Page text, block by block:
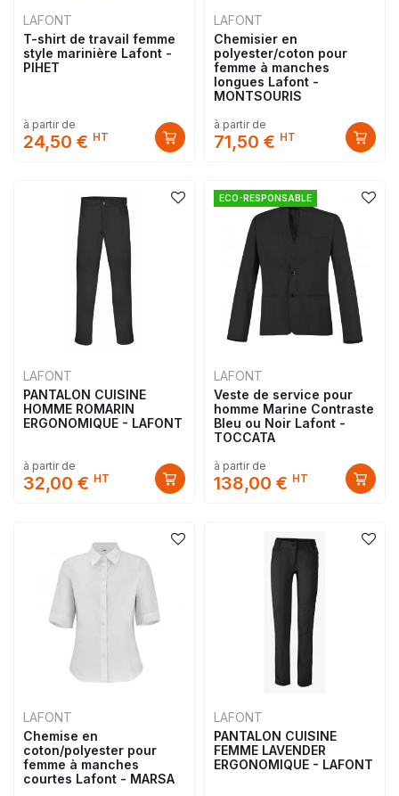
LAFONT
T-shirt de travail femme
style marinière Lafont -
PIHET
à partir de
24,50 € HT
LAFONT
Chemisier en
polyester/coton pour
femme à manches
longues Lafont -
MONTSOURIS
à partir de
71,50 € HT
LAFONT
PANTALON CUISINE
HOMME ROMARIN
ERGONOMIQUE - LAFONT
à partir de
32,00 € HT
ECO-RESPONSABLE
LAFONT
Veste de service pour
homme Marine Contraste
Bleu ou Noir Lafont -
TOCCATA
à partir de
138,00 € HT
LAFONT
Chemise en
coton/polyester pour
femme à manches
courtes Lafont - MARSA
LAFONT
PANTALON CUISINE
FEMME LAVENDER
ERGONOMIQUE - LAFONT